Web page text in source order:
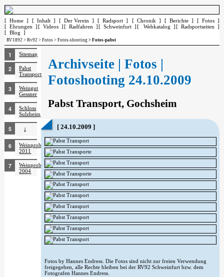
[ Home ] [ Inhalt ] [ Der Verein ] [ Radsport ] [ Chronik ] [ Berichte ]
[ Fotos ]
[ Ehrungen ][ Videos ][ Radfahren ][ Schweinfurt ][ Webkatalog ][ Radsportseiten ]
[ Blog ]
RV1892 >Rv92 >Fotos >Fotos-shooting > Fotos-pabst
Sitemap
Pabst
Transport
Weingut
Gessner
Schloss
Sulzheim
↓
Weinprobe
2011
Weinprobe
2004
Archivseite | Fotos |
Fotoshooting 24.10.2009
Pabst Transport, Gochsheim
[ 24.10.2009 ]
Fotos by Hannes Endress. Die Fotos sind nicht zur freien Verwendung
freigegeben, alle Rechte bleiben bei der RV92 Schweinfurt bzw. dem
Fotografen Hannes Endress.